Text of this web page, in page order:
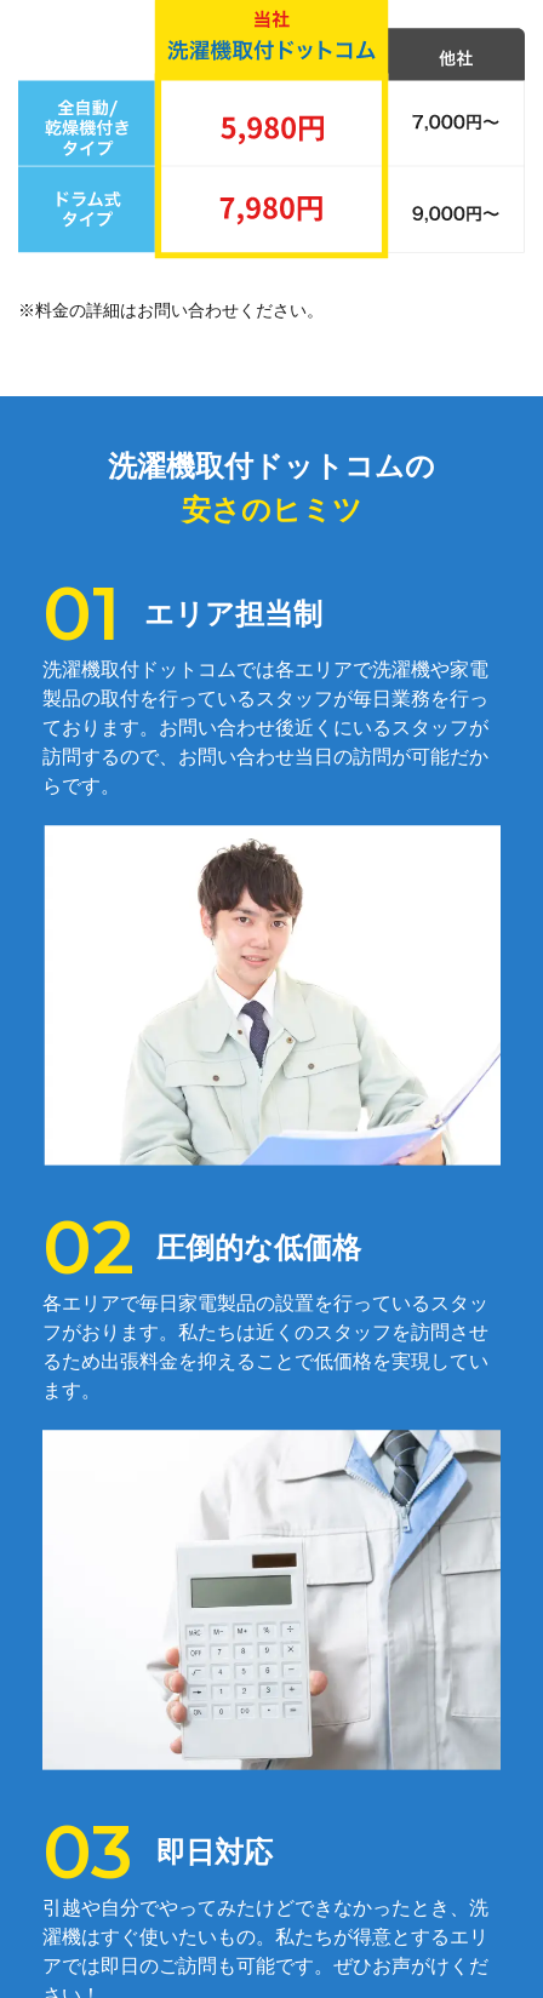
※料金の詳細はお問い合わせください。
洗濯機取付ドットコムの
安さのヒミツ
エリア担当制
洗濯機取付ドットコムでは各エリアで洗濯機や家電
製品の取付を行っているスタッフが毎日業務を行っ
ております。お問い合わせ後近くにいるスタッフが
訪問するので、お問い合わせ当日の訪問が可能だか
らです。
圧倒的な低価格
各エリアで毎日家電製品の設置を行っているスタッ
フがおります。私たちは近くのスタッフを訪問させ
るため出張料金を抑えることで低価格を実現してい
ます。
即日対応
引越や自分でやってみたけどできなかったとき、洗
濯機はすぐ使いたいもの。私たちが得意とするエリ
アでは即日のご訪問も可能です。ぜひお声がけくだ